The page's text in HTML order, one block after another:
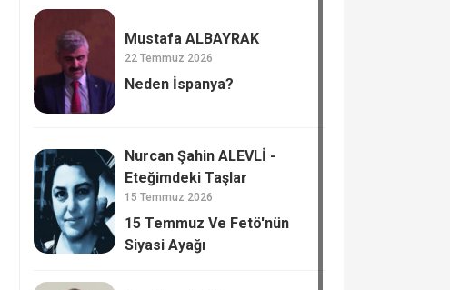
Mustafa ALBAYRAK
22 Temmuz 2026
Neden İspanya?
Nurcan Şahin ALEVLİ -
Eteğimdeki Taşlar
15 Temmuz 2026
15 Temmuz Ve Fetö'nün
Siyasi Ayağı